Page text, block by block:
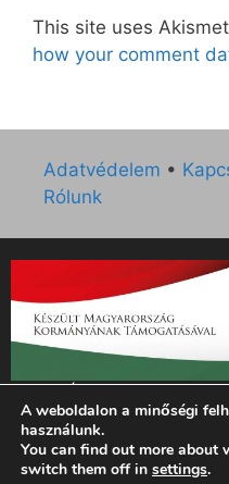
This site uses
how your comment
Adatvédelem •
Rólunk
„Az Új Ember katolikus
támogatását az EGYH-
szerződés keretében 3
Emberi
A weboldalon a minőségi
használunk.
You can find out more about
switch them off in settings.